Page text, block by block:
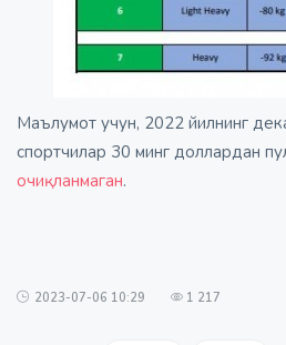
Маълумот учун, 2022 йилнинг
спортчилар 30 минг доллардан
очиқланмаган.
2023-07-06 10:29 1 217